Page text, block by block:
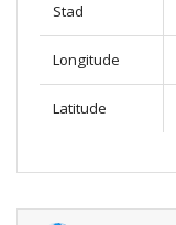
Stad
Longitude
Latitude